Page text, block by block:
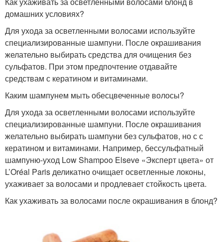
домашних условиях?
Для ухода за осветленными волосами используйте
специализированные шампуни. После окрашивания
желательно выбирать средства для очищения без
сульфатов. При этом предпочтение отдавайте
средствам с кератином и витаминами.
Каким шампунем мыть обесцвеченные волосы?
Для ухода за осветленными волосами используйте
специализированные шампуни. После окрашивания
желательно выбирать шампуни без сульфатов, но с с
кератином и витаминами. Например, бессульфатный
шампуню-уход Low Shampoo Elseve «Эксперт цвета» от
L’Oréal Paris деликатно очищает осветленные локоны,
ухаживает за волосами и продлевает стойкость цвета.
Как ухаживать за волосами после окрашивания в блонд?